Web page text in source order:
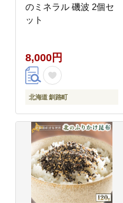
のミネラル 磯波 2個セ
ット
8,000円
北海道 釧路町